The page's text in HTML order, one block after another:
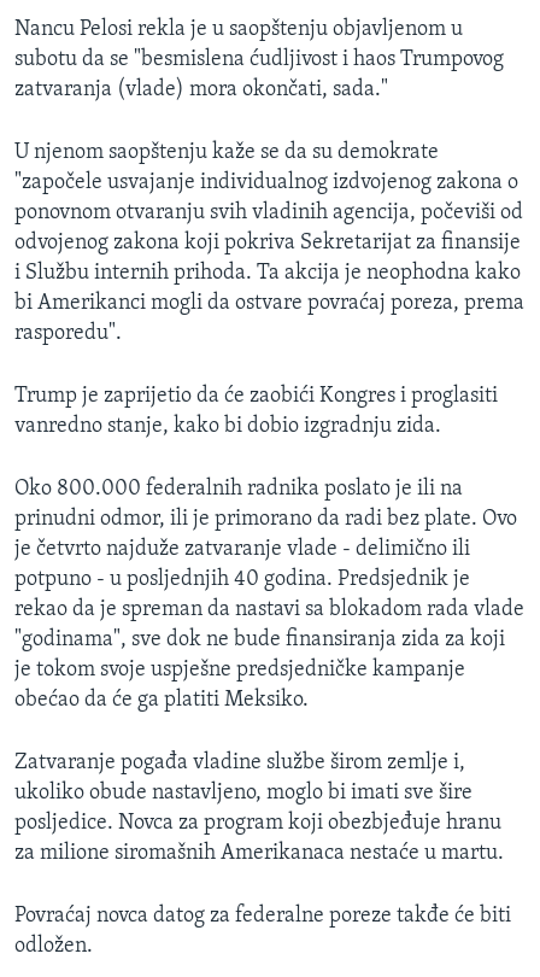
Nancu Pelosi rekla je u saopštenju objavljenom u
subotu da se "besmislena ćudljivost i haos Trumpovog
zatvaranja (vlade) mora okončati, sada."
U njenom saopštenju kaže se da su demokrate
"započele usvajanje individualnog izdvojenog zakona o
ponovnom otvaranju svih vladinih agencija, počeviši od
odvojenog zakona koji pokriva Sekretarijat za finansije
i Službu internih prihoda. Ta akcija je neophodna kako
bi Amerikanci mogli da ostvare povraćaj poreza, prema
rasporedu".
Trump je zaprijetio da će zaobići Kongres i proglasiti
vanredno stanje, kako bi dobio izgradnju zida.
Oko 800.000 federalnih radnika poslato je ili na
prinudni odmor, ili je primorano da radi bez plate. Ovo
je četvrto najduže zatvaranje vlade - delimično ili
potpuno - u posljednjih 40 godina. Predsjednik je
rekao da je spreman da nastavi sa blokadom rada vlade
"godinama", sve dok ne bude finansiranja zida za koji
je tokom svoje uspješne predsjedničke kampanje
obećao da će ga platiti Meksiko.
Zatvaranje pogađa vladine službe širom zemlje i,
ukoliko obude nastavljeno, moglo bi imati sve šire
posljedice. Novca za program koji obezbjeđuje hranu
za milione siromašnih Amerikanaca nestaće u martu.
Povraćaj novca datog za federalne poreze takđe će biti
odložen.